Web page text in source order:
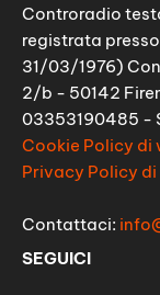
Controradio
registrata
31/03/1976)
2/b - 50142
03353190485 -
Cookie Policy
Privacy Policy
Contattaci:
SEGUICI